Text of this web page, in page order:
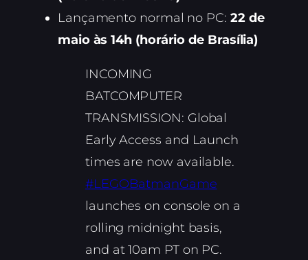
Lançamento normal no PC: 22 de
maio às 14h (horário de Brasília)
INCOMING
BATCOMPUTER
TRANSMISSION: Global
Early Access and Launch
times are now available.
#LEGOBatmanGame
launches on console on a
rolling midnight basis,
and at 10am PT on PC.